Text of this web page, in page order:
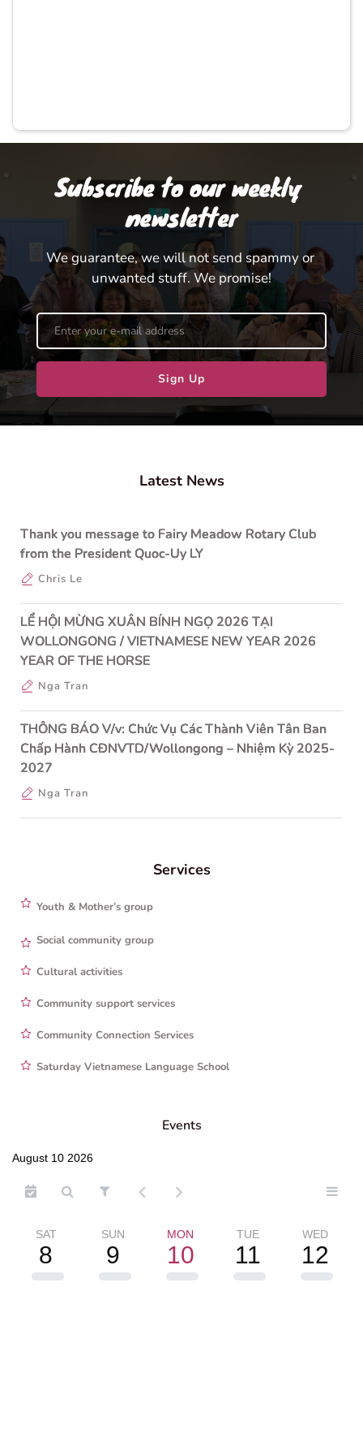
Subscribe to our weekly
newsletter
We guarantee, we will not send spammy or
unwanted stuff. We promise!
Sign Up
Latest News
Thank you message to Fairy Meadow Rotary Club
from the President Quoc-Uy LY
Chris Le
LỂ HỘI MỪNG XUÂN BÍNH NGỌ 2026 TẠI
WOLLONGONG / VIETNAMESE NEW YEAR 2026
YEAR OF THE HORSE
Nga Tran
THÔNG BÁO V/v: Chức Vụ Các Thành Viên Tân Ban
Chấp Hành CĐNVTD/Wollongong – Nhiệm Kỳ 2025-
2027
Nga Tran
Services
Youth & Mother’s group
Social community group
Cultural activities
Community support services
Community Connection Services
Saturday Vietnamese Language School
Events
August 10 2026
SAT
8
SUN
9
MON
10
TUE
11
WED
12